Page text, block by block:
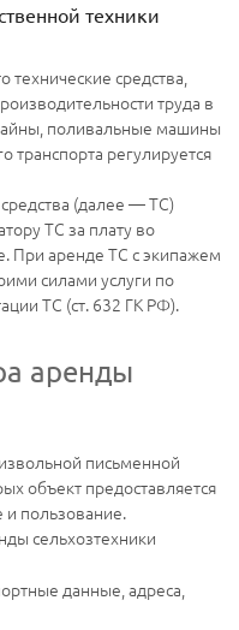
техники
технические средства,
труда в
поливальные машины
транспорта регулируется
(далее — ТС)
ТС за плату во
При аренде ТС с экипажем
силами услуги по
ТС (ст. 632 ГК РФ).
аренды
письменной
объект предоставляется
пользование.
сельхозтехники
данные, адреса,